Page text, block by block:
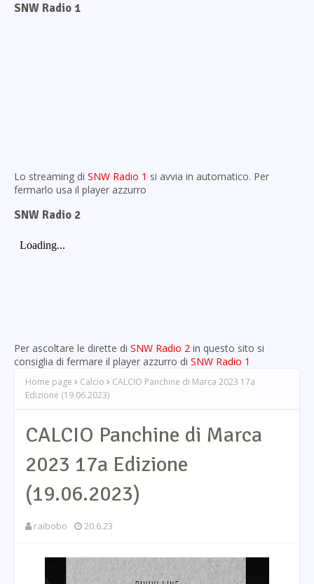
SNW Radio 1
Lo streaming di SNW Radio 1 si avvia in automatico. Per
fermarlo usa il player azzurro
SNW Radio 2
Per ascoltare le dirette di SNW Radio 2 in questo sito si
consiglia di fermare il player azzurro di SNW Radio 1
Home page Calcio
CALCIO Panchine di Marca 2023 17a
Edizione (19.06.2023)
CALCIO Panchine di Marca
2023 17a Edizione
(19.06.2023)
raibobo 20.6.23